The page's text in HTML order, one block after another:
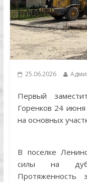
25.06.2026
Первый
Горенков 24
на основных
В поселке
силы на
Протяженность